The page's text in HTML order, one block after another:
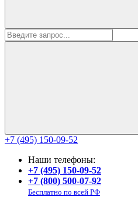
+7 (495) 150-09-52
Наши телефоны:
+7 (495) 150-09-52
+7 (800) 500-07-92
Бесплатно по всей РФ